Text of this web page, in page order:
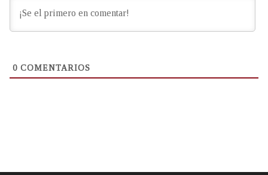
0 COMENTARIOS